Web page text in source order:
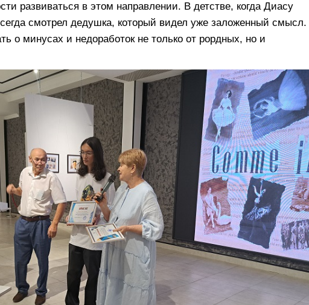
развиваться в этом направлении. В детстве, когда Диасу
смотрел дедушка, который видел уже заложенный смысл.
о минусах и недоработок не только от рордных, но и